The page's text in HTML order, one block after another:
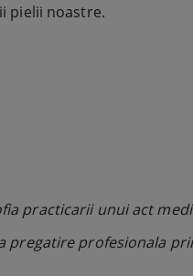
pielii noastre.
practicarii unui act
pregatire profesionala